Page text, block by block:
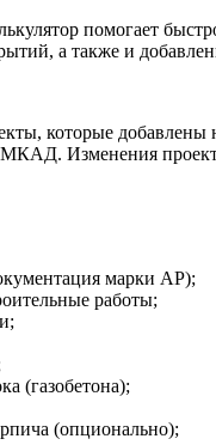
помогает
а также и
которые добавлены
МКАД. Изменения
марки АР);
работы;
(газобетона);
(опционально);